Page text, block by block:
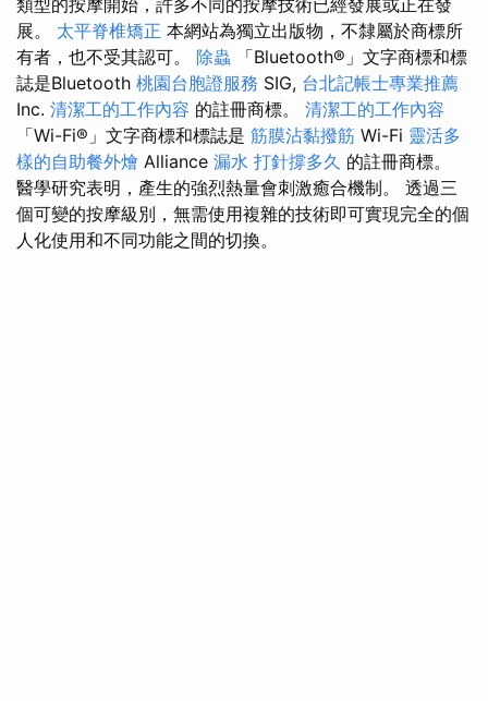
展。 太平脊椎矯正 本網站為獨立出版物，不隸屬於商標所
有者，也不受其認可。 除蟲 「Bluetooth®」文字商標和標
誌是Bluetooth 桃園台胞證服務 SIG, 台北記帳士專業推薦
Inc. 清潔工的工作內容 的註冊商標。 清潔工的工作內容
「Wi-Fi®」文字商標和標誌是 筋膜沾黏撥筋 Wi-Fi 靈活多
樣的自助餐外燴 Alliance 漏水 打針撐多久 的註冊商標。
醫學研究表明，產生的強烈熱量會刺激癒合機制。 透過三
個可變的按摩級別，無需使用複雜的技術即可實現完全的個
人化使用和不同功能之間的切換。